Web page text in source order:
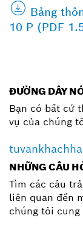
Bảng
10 P (PDF
ĐƯỜNG DÂY
Bạn có bất cứ
vụ của chúng
NHỮNG CÂU
Tìm các câu
liên quan đến
chúng tôi cung